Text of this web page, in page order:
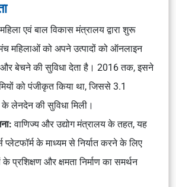
महिला एवं बाल विकास मंत्रालय द्वारा शुरू
महिलाओं को अपने उत्पादों को ऑनलाइन
और बेचने की सुविधा देता है। 2016 तक, इसने
को पंजीकृत किया था, जिससे 3.1
लेनदेन की सुविधा मिली।
वाणिज्य और उद्योग मंत्रालय के तहत, यह
प्लेटफॉर्म के माध्यम से निर्यात करने के लिए
के प्रशिक्षण और क्षमता निर्माण का समर्थन